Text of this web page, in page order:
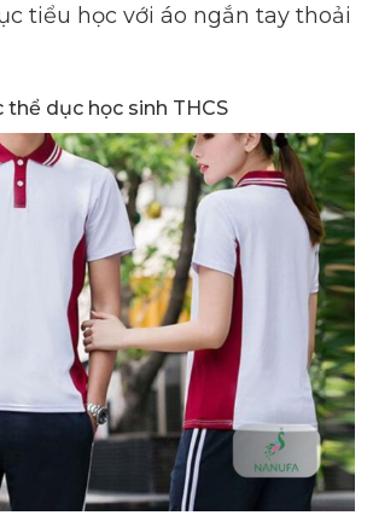
tiểu học với áo ngắn tay thoải
dục học sinh THCS